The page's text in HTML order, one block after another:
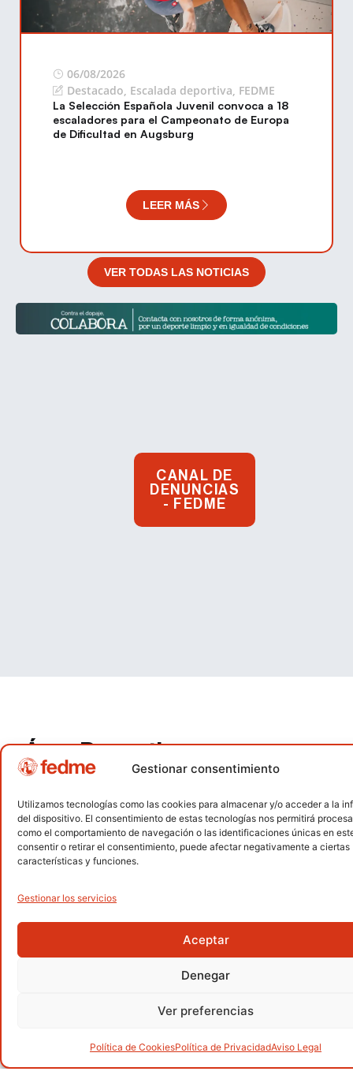
Gestionar consentimiento
Utilizamos tecnologías como las cookies para almacenar y/o acceder a la
del dispositivo. El consentimiento de estas tecnologías nos permitirá
como el comportamiento de navegación o las identificaciones únicas en
consentir o retirar el consentimiento, puede afectar negativamente a ciertas
características y funciones.
Gestionar los servicios
Aceptar
Denegar
Ver preferencias
Política de CookiesPolítica de PrivacidadAviso Legal
06/08/2026
Destacado Escalada deportiva FEDME
La Selección Española Juvenil convoca a 18
escaladores para el Campeonato de Europa
de Dificultad en Augsburg
LEER MÁS
VER TODAS LAS NOTICIAS
CANAL DE
DENUNCIAS
- FEDME
Área Deportiva
Senderismo
.
Barranquismo
.